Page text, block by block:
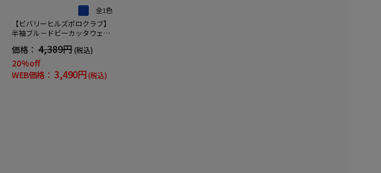
全1色
【ビバリーヒルズポロクラブ】
半袖ブル－ドビーカッタウェイ
定春夏
価格： 4,389円(税込)
20%off
WEB価格： 3,490円(税込)